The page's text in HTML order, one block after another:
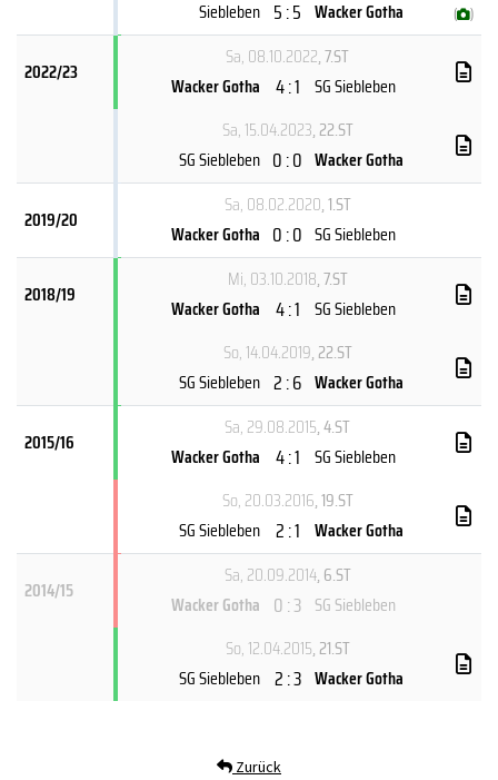
Siebleben 5 : 5 Wacker Gotha ( )
2022/23
Sa, 08.10.2022, 7.ST
Wacker Gotha 4 : 1 SG Siebleben
Sa, 15.04.2023, 22.ST
SG Siebleben 0 : 0 Wacker Gotha
2019/20
Sa, 08.02.2020, 1.ST
Wacker Gotha 0 : 0 SG Siebleben
2018/19
Mi, 03.10.2018, 7.ST
Wacker Gotha 4 : 1 SG Siebleben
So, 14.04.2019, 22.ST
SG Siebleben 2 : 6 Wacker Gotha
2015/16
Sa, 29.08.2015, 4.ST
Wacker Gotha 4 : 1 SG Siebleben
So, 20.03.2016, 19.ST
SG Siebleben 2 : 1 Wacker Gotha
2014/15
Sa, 20.09.2014, 6.ST
Wacker Gotha 0 : 3 SG Siebleben
So, 12.04.2015, 21.ST
SG Siebleben 2 : 3 Wacker Gotha
Zurück